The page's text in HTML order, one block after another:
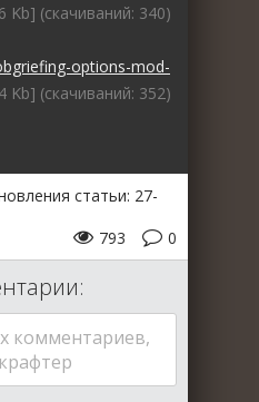
Kb] (cкачиваний: 340)
options-mod-
Kb] (cкачиваний: 352)
статьи: 27-
0
793
комментариев,